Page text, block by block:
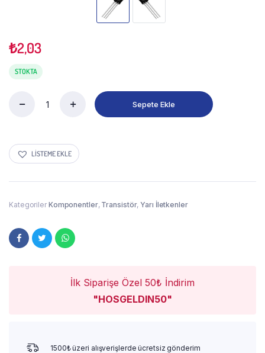
₺2,03
STOKTA
Sepete Ekle
LISTEME EKLE
Kategoriler Komponentler, Transistör,Yarı İletkenler
İlk Siparişe Özel 50₺ İndirim
"HOSGELDIN50"
1500₺ üzeri alışverişlerde ücretsiz gönderim